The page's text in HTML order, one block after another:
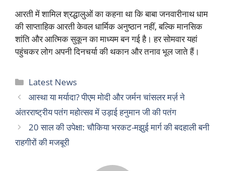
आरती में शामिल श्रद्धालुओं का कहना था कि बाबा जनवारीनाथ धाम
की साप्ताहिक आरती केवल धार्मिक अनुष्ठान नहीं, बल्कि मानसिक
शांति और आत्मिक सुकून का माध्यम बन गई है। हर सोमवार यहां
पहुंचकर लोग अपनी दिनचर्या की थकान और तनाव भूल जाते हैं।
Categories
Latest News
आस्था या मर्यादा? पीएम मोदी और जर्मन चांसलर मर्ज़ ने
अंतरराष्ट्रीय पतंग महोत्सव में उड़ाई हनुमान जी की पतंग
20 साल की उपेक्षा: चौकिया भरकट-मझुई मार्ग की बदहाली बनी
राहगीरों की मजबूरी